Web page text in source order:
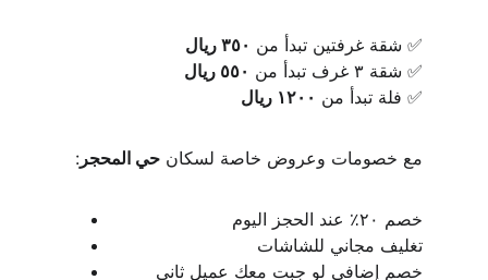
✅ شقة غرفتين تبدأ من ٣٥٠ ريال
✅ شقة ٣ غرف تبدأ من
٥٥٠ ريال
✅ فلة تبدأ من ١٢٠٠ ريال
مع خصومات وعروض خاصة لسكان حي المحجر :
خصم ٢٠٪ عند الحجز اليوم
تغليف مجاني للشاشات
خصم إضافي لو جبت معك عميل ثاني